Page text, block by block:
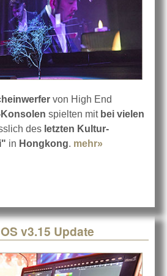
von High End
Konsolen spielten mit bei vielen
des letzten Kultur-
in Hongkong. mehr»
v3.15 Update